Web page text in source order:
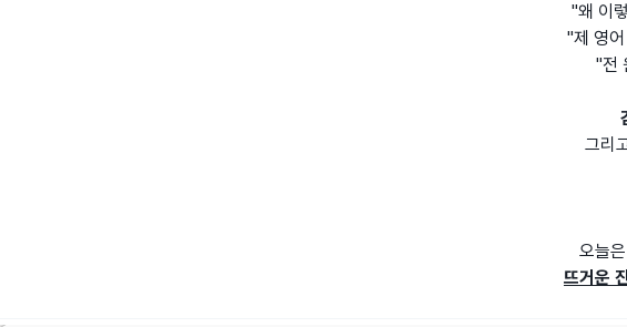
"왜 이
"제 영
"전
그리
오늘
뜨거운